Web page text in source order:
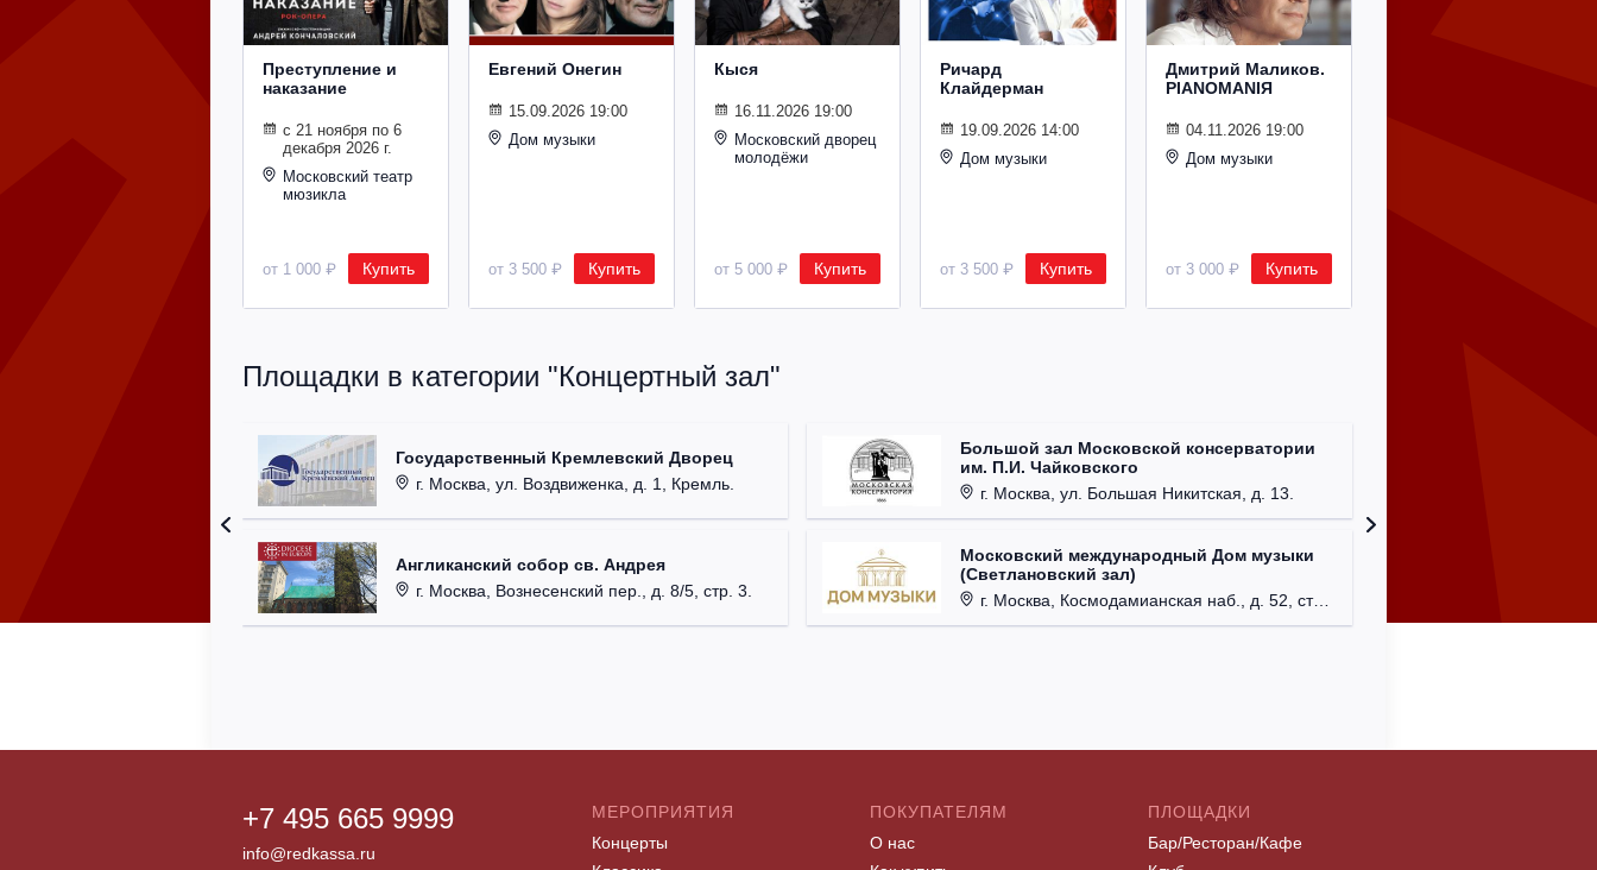
Преступление и
наказание
с 21 ноября по 6
декабря 2026 г.
Московский театр
мюзикла
от 1 000 ₽ Купить
Евгений Онегин
15.09.2026 19:00
Дом музыки
от 3 500 ₽ Купить
Кыся
16.11.2026 19:00
Московский дворец
молодёжи
от 5 000 ₽ Купить
Ричард
Клайдерман
19.09.2026 14:00
Дом музыки
от 3 500 ₽ Купить
Дмитрий Маликов.
PIANOMANIЯ
04.11.2026 19:00
Дом музыки
от 3 000 ₽ Купить
Площадки в категории "Концертный зал"
Государственный Кремлевский Дворец
г. Москва, ул. Воздвиженка, д. 1, Кремль.
Англиканский собор св. Андрея
г. Москва, Вознесенский пер., д. 8/5, стр. 3.
Большой зал Московской консерватории
им. П.И. Чайковского
г. Москва, ул. Большая Никитская, д. 13.
Московский международный Дом музыки
(Светлановский зал)
г. Москва, Космодамианская наб., д. 52, стр. 8.
+7 495 665 9999
info@redkassa.ru
МЕРОПРИЯТИЯ
Концерты
ПОКУПАТЕЛЯМ
О нас
ПЛОЩАДКИ
Бар/Ресторан/Кафе